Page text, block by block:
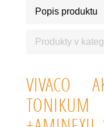
Popis produktu
Produkty v
VIVACO
TONIKUM